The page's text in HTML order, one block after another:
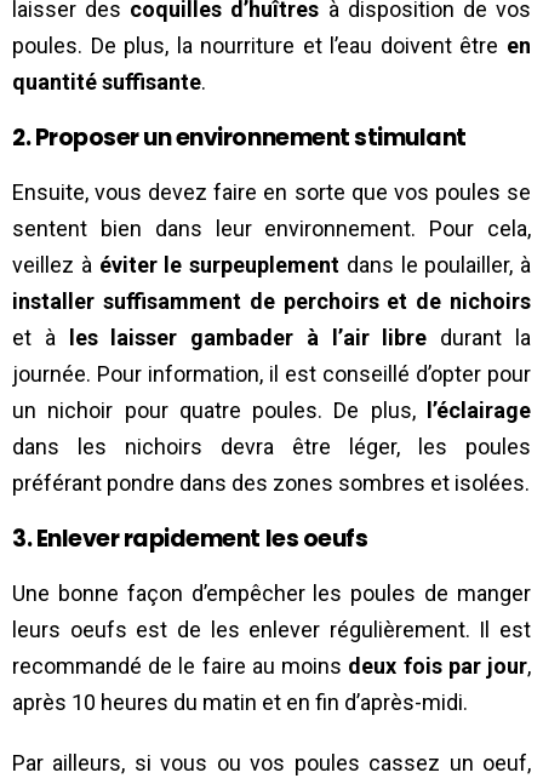
laisser des coquilles d’huîtres à disposition de vos
poules. De plus, la nourriture et l’eau doivent être en
quantité suffisante.
2. Proposer un environnement stimulant
Ensuite, vous devez faire en sorte que vos poules se
sentent bien dans leur environnement. Pour cela,
veillez à éviter le surpeuplement dans le poulailler, à
installer suffisamment de perchoirs et de nichoirs
et à
les laisser gambader à l’air libre durant la
journée. Pour information, il est conseillé d’opter pour
un nichoir pour quatre poules. De plus,
l’éclairage
dans les nichoirs devra être léger, les poules
préférant pondre dans des zones sombres et isolées.
3. Enlever rapidement les oeufs
Une bonne façon d’empêcher les poules de manger
leurs oeufs est de les enlever régulièrement. Il est
recommandé de le faire au moins deux fois par jour,
après 10 heures du matin et en fin d’après-midi.
Par ailleurs, si vous ou vos poules cassez un oeuf,